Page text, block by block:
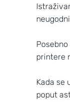
printere
Kada se
poput